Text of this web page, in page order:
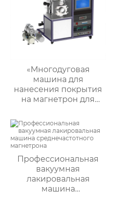
«Многодуговая
машина для
нанесения покрытия
на магнетрон для
повышение качества
и
производительности
процесса»
Профессиональная
вакуумная
лакировальная
машина